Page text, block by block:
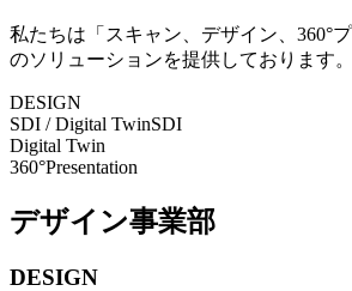
私たちは「スキャン、デザイン、360°
のソリューションを提供しております。
DESIGN
SDI / Digital TwinSDI
Digital Twin
360°Presentation
デザイン事業部
DESIGN